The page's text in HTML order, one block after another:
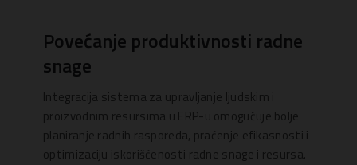
Povećanje produktivnosti radne
snage
Integracija sistema za upravljanje ljudskim i
proizvodnim resursima u ERP-u omogućuje bolje
planiranje radnih rasporeda, praćenje efikasnosti i
optimizaciju iskorišćenosti radne snage i resursa.